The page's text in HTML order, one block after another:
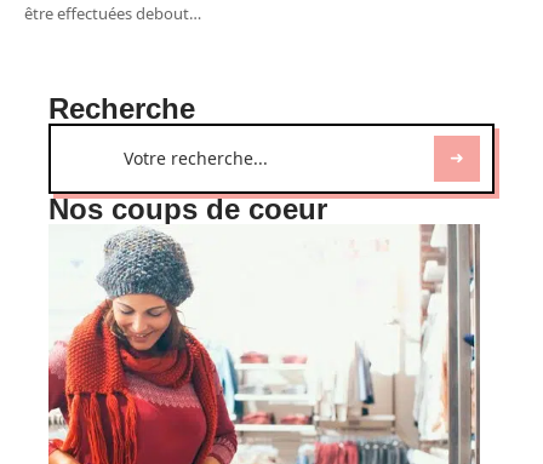
être effectuées debout…
Recherche
Nos coups de coeur